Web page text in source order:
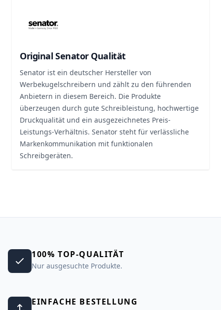
Original Senator Qualität
Senator ist ein deutscher Hersteller von
Werbekugelschreibern und zählt zu den führenden
Anbietern in diesem Bereich. Die Produkte
überzeugen durch gute Schreibleistung, hochwertige
Druckqualität und ein ausgezeichnetes Preis-
Leistungs-Verhältnis. Senator steht für verlässliche
Markenkommunikation mit funktionalen
Schreibgeräten.
100% TOP-QUALITÄT
Nur ausgesuchte Produkte.
EINFACHE BESTELLUNG